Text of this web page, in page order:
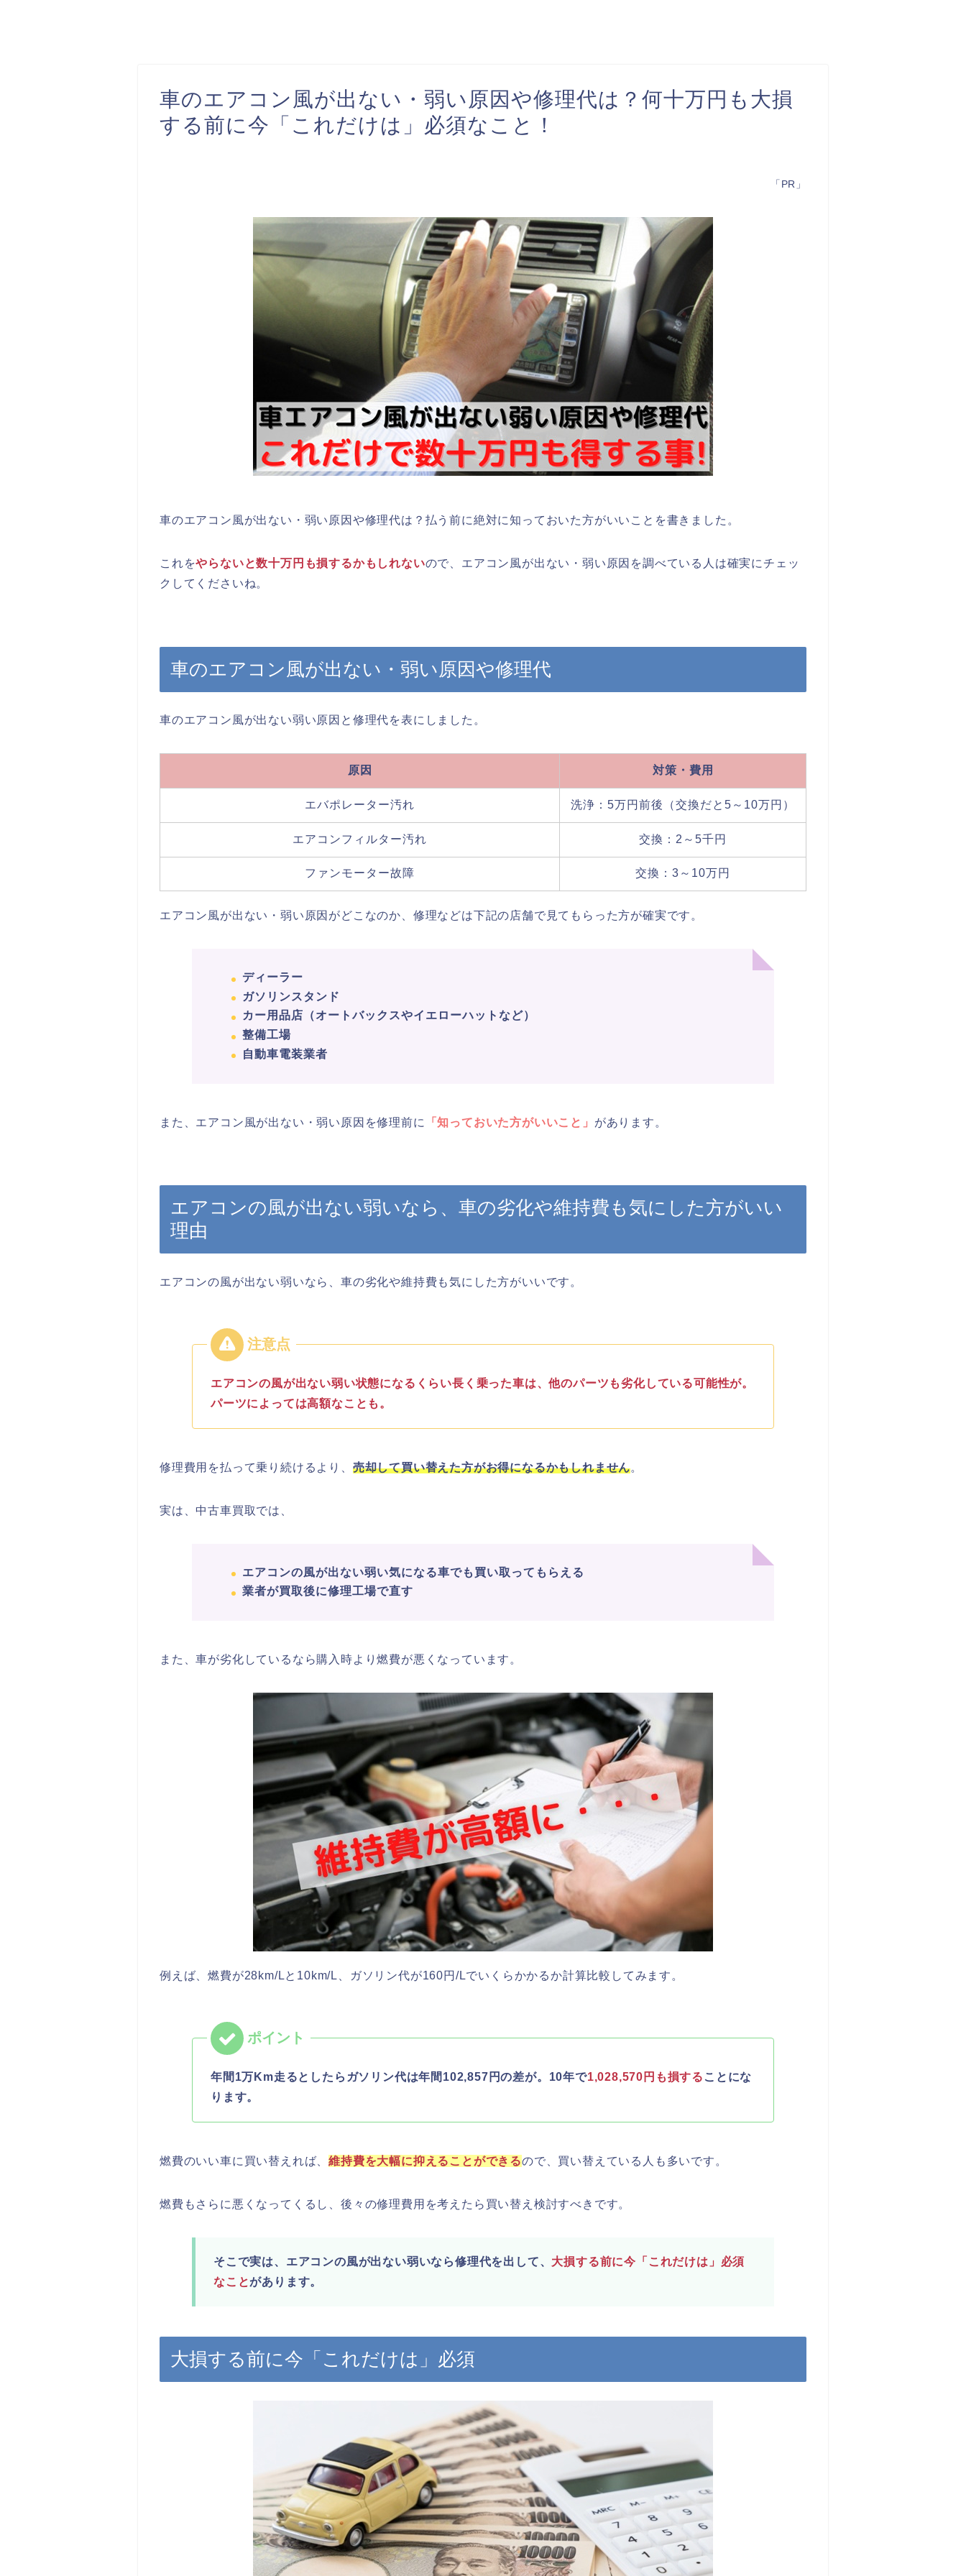
車のエアコン風が出ない・弱い原因や修理代は？何十万円も大損
する前に今「これだけは」必須なこと！
「PR」
車のエアコン風が出ない・弱い原因や修理代は？払う前に絶対に知っておいた方がいいことを書きました。
これをやらないと数十万円も損するかもしれないので、エアコン風が出ない・弱い原因を調べている人は確実にチェッ
クしてくださいね。
車のエアコン風が出ない・弱い原因や修理代
車のエアコン風が出ない弱い原因と修理代を表にしました。
原因 対策・費用
エバポレーター汚れ 洗浄：5万円前後（交換だと5～10万円）
エアコンフィルター汚れ 交換：2～5千円
ファンモーター故障 交換：3～10万円
エアコン風が出ない・弱い原因がどこなのか、修理などは下記の店舗で見てもらった方が確実です。
ディーラー
ガソリンスタンド
カー用品店（オートバックスやイエローハットなど）
整備工場
自動車電装業者
また、エアコン風が出ない・弱い原因を修理前に 「知っておいた方がいいこと」 があります。
エアコンの風が出ない弱いなら、車の劣化や維持費も気にした方がいい
理由
エアコンの風が出ない弱いなら、車の劣化や維持費も気にした方がいいです。
エアコンの風が出ない弱い状態になるくらい長く乗った車は、他のパーツも劣化している可能性が。
パーツによっては高額なことも。
修理費用を払って乗り続けるより、 売却して買い替えた方がお得になるかもしれません。
実は、中古車買取では、
エアコンの風が出ない弱い気になる車でも買い取ってもらえる
業者が買取後に修理工場で直す
また、車が劣化しているなら購入時より燃費が悪くなっています。
例えば、燃費が28km/Lと10km/L、ガソリン代が160円/Lでいくらかかるか計算比較してみます。
年間1万Km走るとしたらガソリン代は年間102,857円の差が。10年で1,028,570円も損する ことにな
ります。
燃費のいい車に買い替えれば、維持費を大幅に抑えることができるので、買い替えている人も多いです。
燃費もさらに悪くなってくるし、後々の修理費用を考えたら買い替え検討すべきです。
そこで実は、エアコンの風が出ない弱いなら修理代を出して、 大損する前に今「これだけは」必須
なことがあります。
大損する前に今「これだけは」必須